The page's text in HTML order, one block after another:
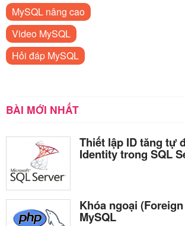
MySQL nâng cao
Video MySQL
Hỏi đáp MySQL
BÀI MỚI NHẤT
Thiết lập ID tăng tự
Identity trong SQL
Khóa ngoại
MySQL